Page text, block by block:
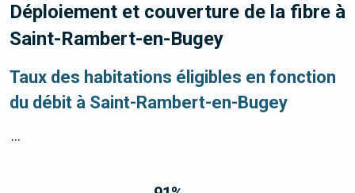
Déploiement et couverture de la fibre à
Saint-Rambert-en-Bugey
Taux des habitations éligibles en fonction
du débit à Saint-Rambert-en-Bugey
...